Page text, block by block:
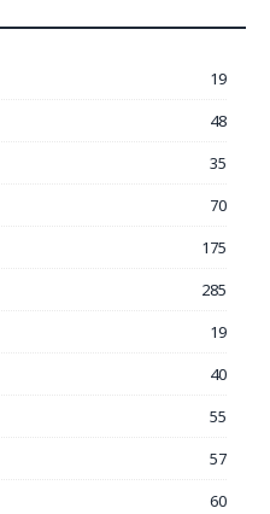
19
48
35
70
175
285
19
40
55
57
60